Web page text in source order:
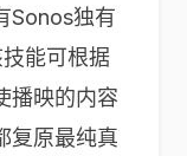
Sonos独有
能可根据
播映的内容
复原最纯真